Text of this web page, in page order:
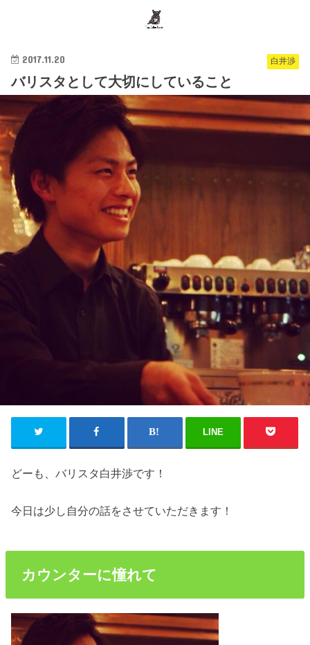
白井渉
2017.11.20
バリスタとして大切にしていること
LINE
どーも、バリスタ白井渉です！
今日は少し自分の話をさせていただきます！
カウンターに憧れて